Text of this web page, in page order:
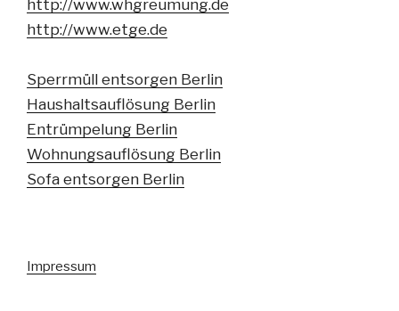
http://www.whgreumung.de
http://www.etge.de
Sperrmüll entsorgen Berlin
Haushaltsauflösung Berlin
Entrümpelung Berlin
Wohnungsauflösung Berlin
Sofa entsorgen Berlin
Impressum